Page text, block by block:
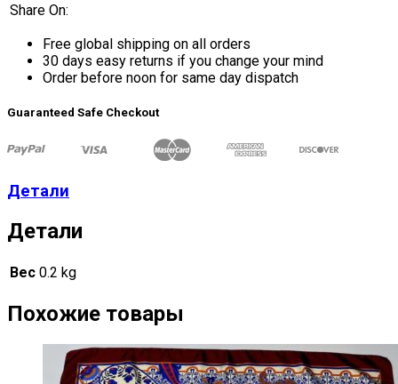
Share On:
Free global shipping on all orders
30 days easy returns if you change your mind
Order before noon for same day dispatch
Guaranteed Safe Checkout
Детали
Детали
Вес 0.2 kg
Похожие товары